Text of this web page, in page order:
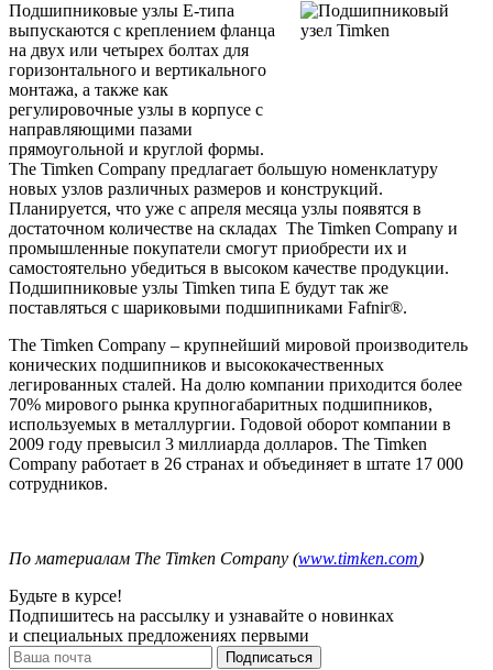
Подшипниковые узлы Е-типа
выпускаются с креплением фланца
на двух или четырех болтах для
горизонтального и вертикального
монтажа, а также как
регулировочные узлы в корпусе с
направляющими пазами
прямоугольной и круглой формы.
The Timken Company предлагает большую номенклатуру
новых узлов различных размеров и конструкций.
Планируется, что уже с апреля месяца узлы появятся в
достаточном количестве на складах The Timken Company и
промышленные покупатели смогут приобрести их и
самостоятельно убедиться в высоком качестве продукции.
Подшипниковые узлы Timken типа Е будут так же
поставляться с шариковыми подшипниками Fafnir®.
The Timken Company – крупнейший мировой производитель
конических подшипников и высококачественных
легированных сталей. На долю компании приходится более
70% мирового рынка крупногабаритных подшипников,
используемых в металлургии. Годовой оборот компании в
2009 году превысил 3 миллиарда долларов. The Timken
Company работает в 26 странах и объединяет в штате 17 000
сотрудников.
По материалам The Timken Company (www.timken.com)
Будьте в курсе!
Подпишитесь на рассылку и узнавайте о новинках
и специальных предложениях первыми